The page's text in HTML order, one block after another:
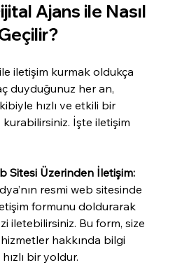
Ajans ile Nasıl
iletişim kurmak oldukça
duyduğunuz her an,
hızlı ve etkili bir
İşte iletişim
Sitesi Üzerinden İletişim:
resmi web sitesinde
formunu doldurarak
iletebilirsiniz. Bu form, size
hakkında bilgi
bir yoldur.